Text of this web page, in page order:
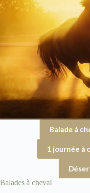
Balade à
1 journée à
Balades à cheval